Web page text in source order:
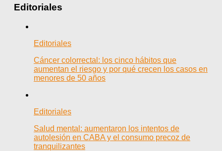
Editoriales
Editoriales
Cáncer colorrectal: los cinco hábitos que
aumentan el riesgo y por qué crecen los casos en
menores de 50 años
Editoriales
Salud mental: aumentaron los intentos de
autolesión en CABA y el consumo precoz de
tranquilizantes